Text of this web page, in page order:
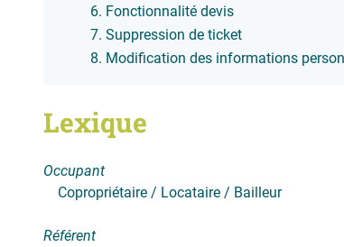
Fonctionnalité devis
Suppression de ticket
Modification des informations
Lexique
Occupant
Copropriétaire / Locataire / Bailleur
Référent